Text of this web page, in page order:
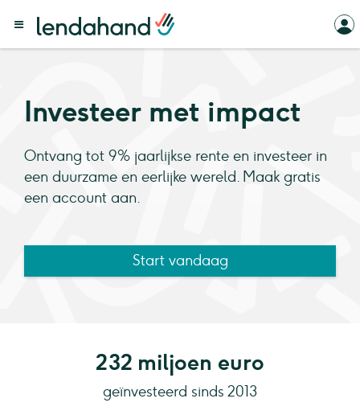
Investeer met impact
Ontvang tot 9% jaarlijkse rente en investeer in
een duurzame en eerlijke wereld. Maak gratis
een account aan.
Start vandaag
232 miljoen euro
geïnvesteerd sinds 2013